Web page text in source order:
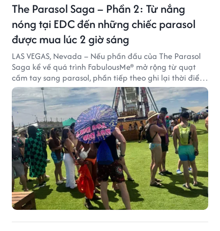
The Parasol Saga – Phần 2: Từ nắng
nóng tại EDC đến những chiếc parasol
được mua lúc 2 giờ sáng
LAS VEGAS, Nevada – Nếu phần đầu của The Parasol
Saga kể về quá trình FabulousMe® mở rộng từ quạt
cầm tay sang parasol, phần tiếp theo ghi lại thời điểm
sản phẩm được thị trường đón nhận và dần vượt khỏi
công năng che nắng thông thường.